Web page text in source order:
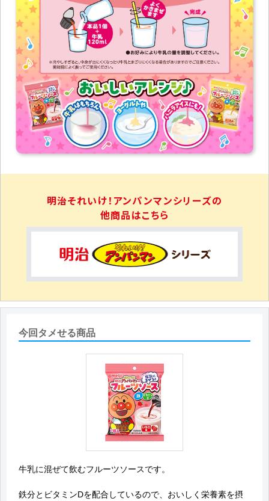
二鉄、ビタミンD
内容量
20ml×7
保存方法
直射日光や高温多湿を避けて保存
してください。
【注意事項】
●ポーションのふちを持ってゆっくりとお開けく
ださい。胴体部分を持って開けると中身が飛び
出すおそれがあります。
●冷やしすぎると、中身が出にくくなったり牛乳
とまざりにくくなる場合がありますのでご注意く
ださい。開封前によく振ってご使用ください。
●ポーション開封後は一度に使い切り、まぜた
●製品の特性上、まぜるとソースの一部がゼリ
ーのような食感に変わります。
●製品中に原材料由来の沈殿または浮遊物が
ません。
離乳完了後を目安にお飲みください。
●常温で保存できます。
が膨張し容器が破損することがあります。
品質には問題ありません。
明治それいけ！アンパンマンシリーズの
他商品はこちら
今回タメせる商品
牛乳に混ぜて飲むフルーツソースです。
鉄分とビタミンDを配合しているので、おいしく栄養素を摂